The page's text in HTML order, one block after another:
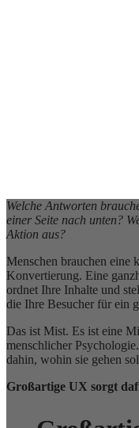
Welche Antworten
einer Seite nach unten?
Aktion aus?
Menschen brauchen eine
Konvertierung. Eine
ordnet Ihre Inhalte und
die Ihre Besucher für ein
Das ist Mist. Es ist eine
menschlicher
dahin, wohin sie gehen
Großartige UX sorgt